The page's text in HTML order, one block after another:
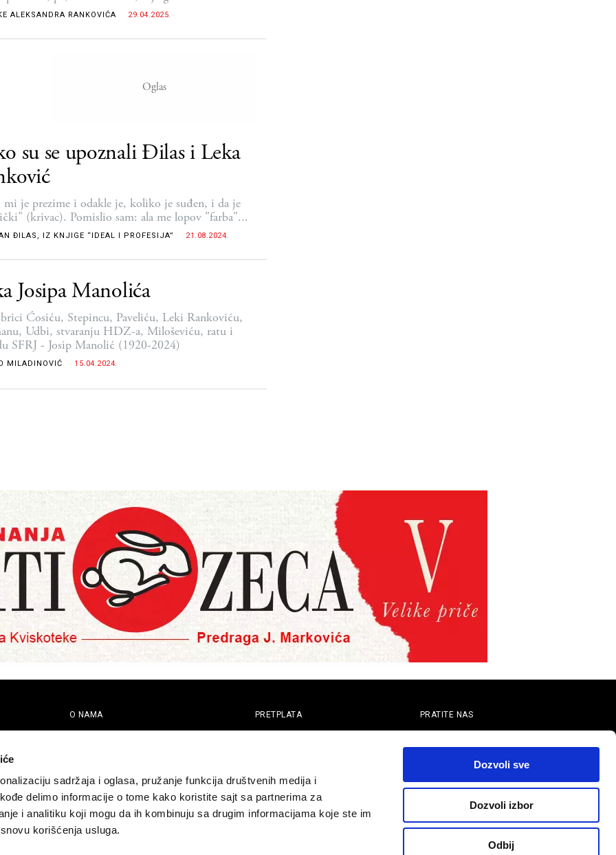
sadržaja i oglasa, pružanje funkcija društvenih medija i
delimo informacije o tome kako koristite sajt sa partnerima za
i analitiku koji mogu da ih kombinuju sa drugim informacijama koje ste im
korišćenja usluga.
Dozvoli sve
Dozvoli izbor
Odbij
ALEKSANDRA RANKOVIĆA 29.04.2025.
su se upoznali Đilas i Leka
mi je prezime i odakle je, koliko je suđen, i da je
(krivac). Pomislio sam: ala me lopov "farba"...
ĐILAS, IZ KNJIGE “IDEAL I PROFESIJA” 21.08.2024.
Josipa Manolića
Ćosiću, Stepincu, Paveliću, Leki Rankoviću,
Udbi, stvaranju HDZ-a, Miloševiću, ratu i
SFRJ - Josip Manolić (1920-2024)
MILADINOVIĆ 15.04.2024.
O NAMA PRETPLATA PRATITE NAS
Cookie Policy